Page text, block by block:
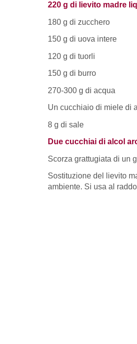
220 g di lievito madre
180 g di zucchero
150 g di uova intere
120 g di tuorli
150 g di burro
270-300 g di acqua
Un cucchiaio di miele di
8 g di sale
Due cucchiai di alcol
Scorza grattugiata di un
Sostituzione del lievito
ambiente. Si usa al